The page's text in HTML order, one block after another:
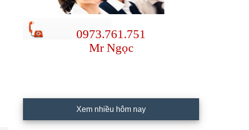
0973.761.751
Mr Ngọc
Xem nhiều hôm nay